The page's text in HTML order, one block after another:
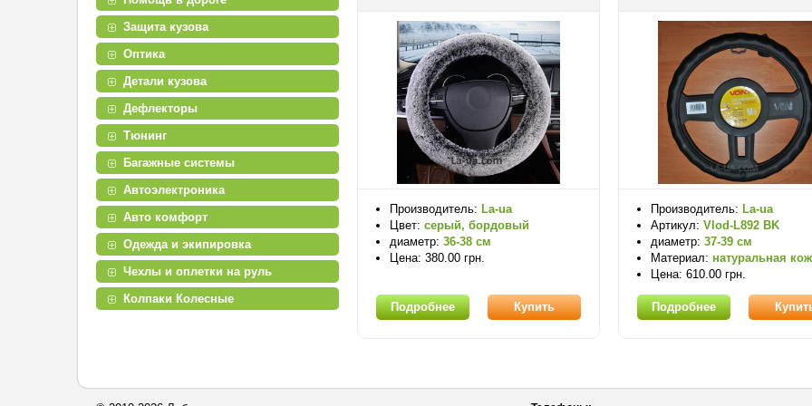
Защита кузова
Оптика
Детали кузова
Дефлекторы
Тюнинг
Багажные системы
Автоэлектроника
Авто комфорт
Одежда и экипировка
Чехлы и оплетки на руль
Колпаки Колесные
Производитель: La-ua
Цвет: серый, бордовый
диаметр: 36-38 см
Цена: 380.00 грн.
Подробнее Купить
Производитель: La-ua
Артикул: Vlod-L892 BK
диаметр: 37-39 см
Материал: натуральная
Цена: 610.00 грн.
Подробнее